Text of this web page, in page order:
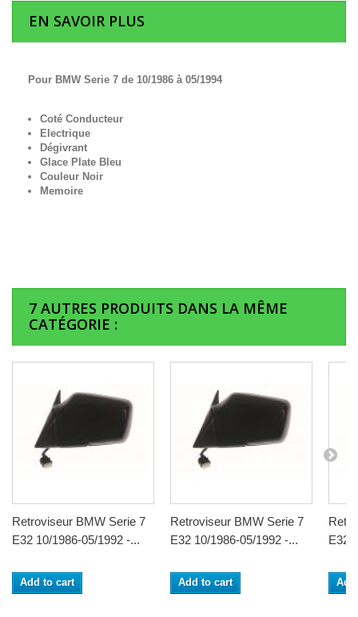
EN SAVOIR PLUS
Pour BMW Serie 7 de 10/1986 à 05/1994
Coté Conducteur
Electrique
Dégivrant
Glace Plate Bleu
Couleur Noir
Memoire
7 AUTRES PRODUITS DANS LA MÊME
CATÉGORIE :
Retroviseur BMW Serie 7
E32 10/1986-05/1992 -...
Add to cart
Retroviseur BMW Serie 7
E32 10/1986-05/1992 -...
Add to cart
E32